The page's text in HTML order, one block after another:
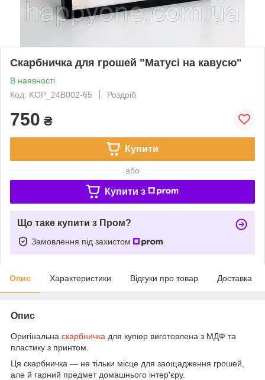
Скарбничка для грошей "Матусі на кавусю"
В наявності
Код: KOP_24B002-65
Роздріб
750 ₴
Купити
або
Купити з
Що таке купити з Пром?
Замовлення під захистом
Опис Характеристики Відгуки про товар Доставка
Опис
Оригінальна скарбничка для купюр виготовлена з МДФ та
пластику з принтом.
Ця скарбничка — не тільки місце для заощадження грошей,
але й гарний предмет домашнього інтер'єру.